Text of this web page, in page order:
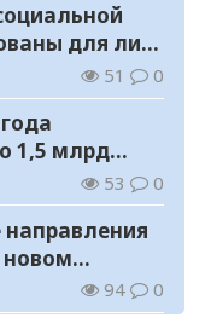
для лиц
51 0
1,5 млрд
53 0
новом
94 0